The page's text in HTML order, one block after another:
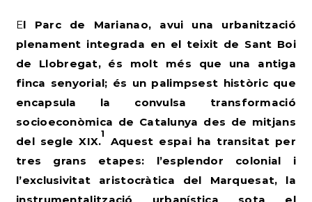
El Parc de Marianao, avui una urbanització
plenament integrada en el teixit de Sant Boi
de Llobregat, és molt més que una antiga
finca senyorial; és un palimpsest històric que
encapsula la convulsa transformació
socioeconòmica de Catalunya des de mitjans
del segle XIX.
1
Aquest espai ha transitat per
tres grans etapes: l’esplendor colonial i
l’exclusivitat aristocràtica del Marquesat, la